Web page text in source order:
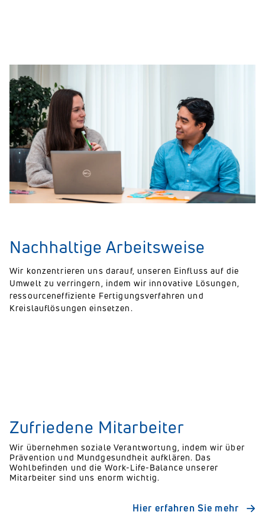
Nachhaltige Arbeitsweise
Wir konzentrieren uns darauf, unseren Einfluss auf die
Umwelt zu verringern, indem wir innovative Lösungen,
ressourceneffiziente Fertigungsverfahren und
Kreislauflösungen einsetzen.
Zufriedene Mitarbeiter
Wir übernehmen soziale Verantwortung, indem wir über
Prävention und Mundgesundheit aufklären. Das
Wohlbefinden und die Work-Life-Balance unserer
Mitarbeiter sind uns enorm wichtig.
Hier erfahren Sie mehr